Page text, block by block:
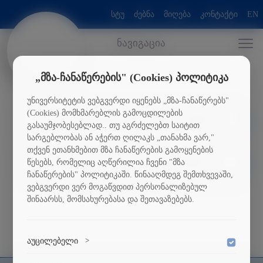
სტუ ძებნა მიღება კონტაქტი EN
ნავიგაცია
ქართულენოვანი პროგრამები
რუსულენოვანი პროგრამები
„მზა-ჩანაწერების" (Cookies) პოლიტიკა
უნივერსიტეტის ვებგვერდი იყენებს „მზა-ჩანაწერებს"
(Cookies) მომხმარებლის გამოცდილების
გასაუმჯობესებლად.. თუ აგრძელებთ საიტით
სარგებლობას ან აჭერთ ღილაკს „თანახმა ვარ,"
თქვენ ეთანხმებით მზა ჩანაწერების გამოყენების
წესებს, რომელიც აღწერილია ჩვენი "მზა
ჩანაწერების" პოლიტიკაში. წინააღმდეგ შემთხვევაში,
ვებგვერდი ვერ მოგაწვდით პერსონალიზებულ
შინაარსს, მომსახურებასა და შეთავაზებებს.
აუცილებელი >